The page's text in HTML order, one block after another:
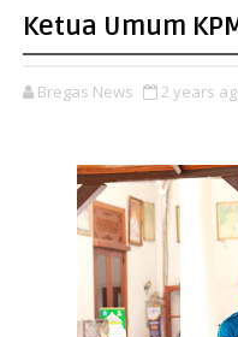
Ketua Umum
Bregas News 2 years